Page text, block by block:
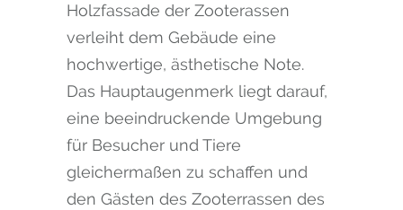
Holzfassade der Zooterassen
verleiht dem Gebäude eine
hochwertige, ästhetische Note.
Das Hauptaugenmerk liegt darauf,
eine beeindruckende Umgebung
für Besucher und Tiere
gleichermaßen zu schaffen und
den Gästen des Zooterrassen des